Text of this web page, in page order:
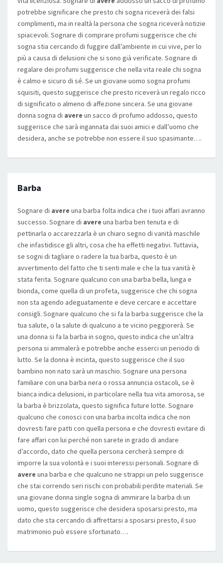
potrebbe significare che presto chi sogna riceverà dei falsi
complimenti, ma in realtà la persona che sogna riceverà notizie
spiacevoli. Sognare di comprare profumi suggerisce che chi
sogna stia cercando di fuggire dall’ambiente in cui vive, per lo
più a causa di delusioni che si sono già verificate. Sognare di
regalare dei profumi suggerisce che nella vita reale chi sogna
è calmo e sicuro di sé. Se un giovane uomo sogna profumi
squisiti, questo suggerisce che presto riceverà un regalo ricco
di significato o almeno di affezione sincera. Se una giovane
donna sogna di avere un sacco di profumo addosso, questo
suggerisce che sarà ingannata dai suoi amici e dall’uomo che
desidera, anche se potrebbe non essere il suo spasimante….
Barba
Sognare di avere una barba folta indica che i tuoi affari avranno
successo. Sognare di avere una barba ben tenuta e di
pettinarla o accarezzarla è un chiaro segno di vanità maschile
che infastidisce gli altri, cosa che ha effetti negativi. Tuttavia,
se sogni di tagliare o radere la tua barba, questo è un
avvertimento del fatto che ti senti male e che la tua vanità è
stata ferita. Sognare qualcuno con una barba bella, lunga e
bionda, come quella di un profeta, suggerisce che chi sogna
non sta agendo adeguatamente e deve cercare e accettare
consigli. Sognare qualcuno che si fa la barba suggerisce che la
tua salute, o la salute di qualcuno a te vicino peggiorerà. Se
una donna si fa la barba in sogno, questo indica che un’altra
persona si ammalerà e potrebbe anche esserci un periodo di
lutto. Se la donna è incinta, questo suggerisce che il suo
bambino non nato sarà un maschio. Sognare una persona
familiare con una barba nera o rossa annuncia ostacoli, se è
bianca indica delusioni, in particolare nella tua vita amorosa, se
la barba è brizzolata, questo significa future lotte. Sognare
qualcuno che conosci con una barba incolta indica che non
dovresti fare patti con quella persona e che dovresti evitare di
fare affari con lui perché non sarete in grado di andare
d’accordo, dato che quella persona cercherà sempre di
imporre la sua volontà e i suoi interessi personali. Sognare di
avere una barba e che qualcuno ne strappi un pelo suggerisce
che stai correndo seri rischi con probabili perdite materiali. Se
una giovane donna single sogna di ammirare la barba di un
uomo, questo suggerisce che desidera sposarsi presto, ma
dato che sta cercando di affrettarsi a sposarsi presto, il suo
matrimonio può essere sfortunato….